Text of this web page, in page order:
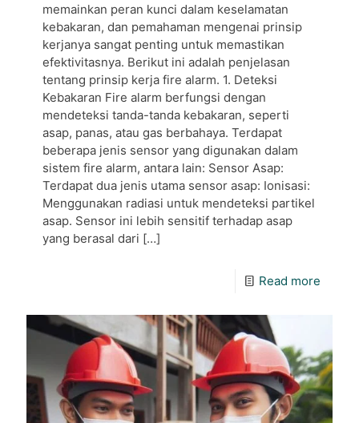
memainkan peran kunci dalam keselamatan
kebakaran, dan pemahaman mengenai prinsip
kerjanya sangat penting untuk memastikan
efektivitasnya. Berikut ini adalah penjelasan
tentang prinsip kerja fire alarm. 1. Deteksi
Kebakaran Fire alarm berfungsi dengan
mendeteksi tanda-tanda kebakaran, seperti
asap, panas, atau gas berbahaya. Terdapat
beberapa jenis sensor yang digunakan dalam
sistem fire alarm, antara lain: Sensor Asap:
Terdapat dua jenis utama sensor asap: Ionisasi:
Menggunakan radiasi untuk mendeteksi partikel
asap. Sensor ini lebih sensitif terhadap asap
yang berasal dari […]
Read more